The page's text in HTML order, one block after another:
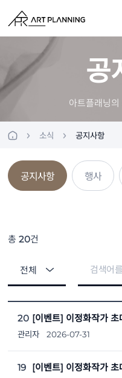
공
아트플래닝
소식 공지사항
공지사항 행사
총20건
20
관리자 2026-07-31
19